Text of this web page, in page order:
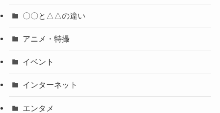
〇〇と△△の違い
アニメ・特撮
イベント
インターネット
エンタメ